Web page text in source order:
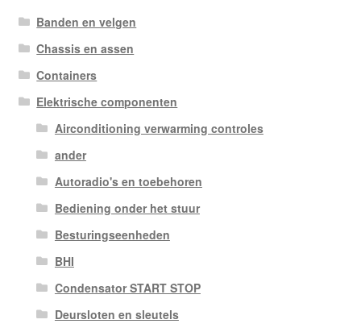
Banden en velgen
Chassis en assen
Containers
Elektrische componenten
Airconditioning verwarming controles
ander
Autoradio's en toebehoren
Bediening onder het stuur
Besturingseenheden
BHI
Condensator START STOP
Deursloten en sleutels